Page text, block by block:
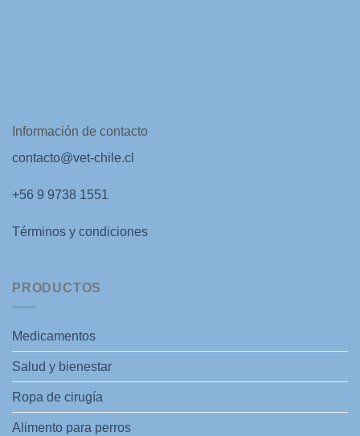
Información de contacto
contacto@vet-chile.cl
+56 9 9738 1551
Términos y condiciones
PRODUCTOS
Medicamentos
Salud y bienestar
Ropa de cirugía
Alimento para perros